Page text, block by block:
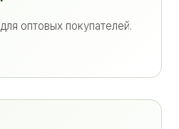
оптовых покупателей.